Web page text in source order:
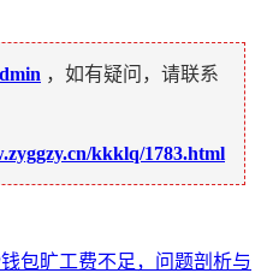
，如有疑问，请联系
kkklq/1783.html
包旷工费不足，问题剖析与